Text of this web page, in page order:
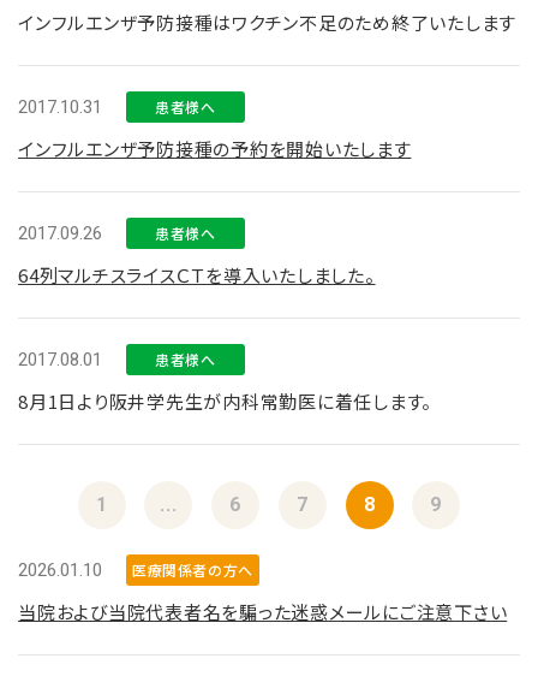
インフルエンザ予防接種はワクチン不足のため終了いたします
2017.10.31 患者様へ
インフルエンザ予防接種の予約を開始いたします
2017.09.26 患者様へ
64列マルチスライスＣＴを導入いたしました。
2017.08.01 患者様へ
8月1日より阪井学先生が内科常勤医に着任します。
1 ... 6 7 8 9
2026.01.10 医療関係者の方へ
当院および当院代表者名を騙った迷惑メールにご注意下さい